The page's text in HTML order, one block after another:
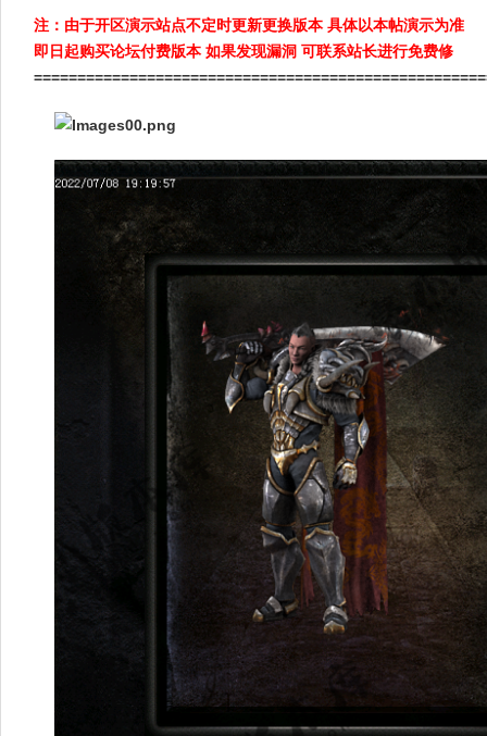
注：由于开区演示站点不定时更新更换版本 具体以本帖演示为准
即日起购买论坛付费版本 如果发现漏洞 可联系站长进行免费修